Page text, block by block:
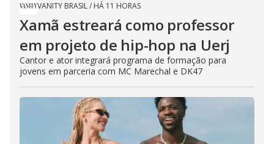
VANITY BRASIL/ HÁ 11 HORAS
Xamã estreará como professor
em projeto de hip-hop na Uerj
Cantor e ator integrará programa de formação para
jovens em parceria com MC Marechal e DK47